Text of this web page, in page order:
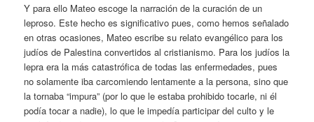
Y para ello Mateo escoge la narración de la curación de un
leproso. Este hecho es significativo pues, como hemos señalado
en otras ocasiones, Mateo escribe su relato evangélico para los
judíos de Palestina convertidos al cristianismo. Para los judíos la
lepra era la más catastrófica de todas las enfermedades, pues
no solamente iba carcomiendo lentamente a la persona, sino que
la tornaba “impura” (por lo que le estaba prohibido tocarle, ni él
podía tocar a nadie), lo que le impedía participar del culto y le